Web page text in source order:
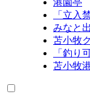
港園亭
「立入
みなと
苫小牧
「釣り
苫小牧